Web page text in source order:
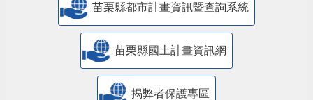
苗栗縣都市計畫資訊暨查詢系統
苗栗縣國土計畫資訊網
揭弊者保護專區